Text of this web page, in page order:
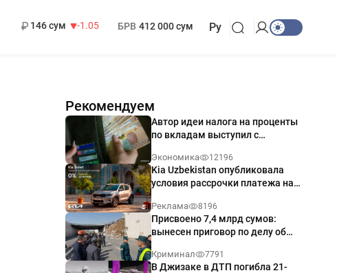
146 сум
-1.05
БРВ 412 000 сум Ру
Рекомендуем
Автор идеи налога на проценты
по вкладам выступил с
Экономика 12196
Kia Uzbekistan опубликовала
условия рассрочки платежа на
годовых
Реклама 8196
Присвоено 7,4 млрд сумов:
вынесен приговор по делу об
Ташкенте
Криминал 7791
В Джизаке в ДТП погибла 21-